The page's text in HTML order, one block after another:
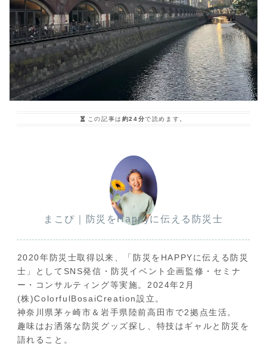
この記事は 約24分で読めます。
まこぴ｜防災をHappyに伝える防災士
2020年防災士取得以来、「防災をHAPPYに伝える防災
士」としてSNS発信・防災イベント企画監修・セミナ
ー・コンサルティング等実施。2024年2月
(株)ColorfulBosaiCreation設立。
神奈川県茅ヶ崎市＆岩手県陸前高田市で2拠点生活。
趣味はお洒落な防災グッズ探し、特技はギャルと防災を
語れること。